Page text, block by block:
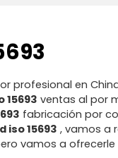
profesional en
ventas al por
fabricación por
iso 15693 , vamos a
vamos a ofrecerle